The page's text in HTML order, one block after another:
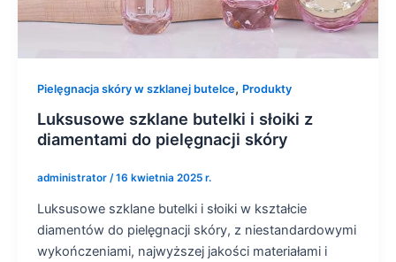
Pielęgnacja skóry w szklanej butelce, Produkty
Luksusowe szklane butelki i słoiki z
diamentami do pielęgnacji skóry
administrator /16 kwietnia 2025 r.
Luksusowe szklane butelki i słoiki w kształcie
diamentów do pielęgnacji skóry, z niestandardowymi
wykończeniami, najwyższej jakości materiałami i